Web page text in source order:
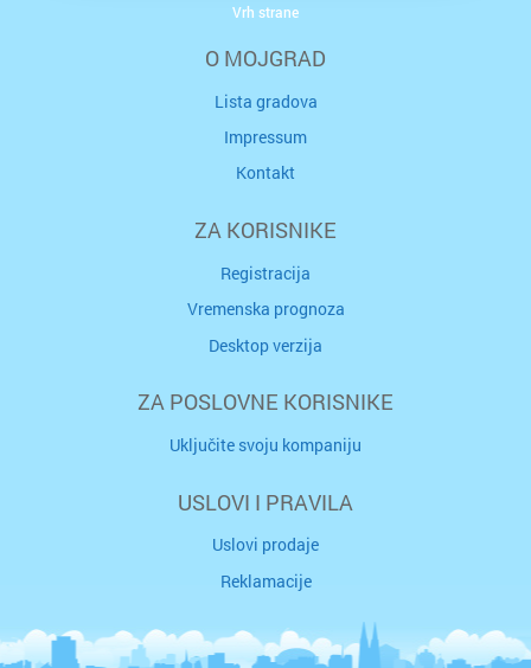
O MOJGRAD
Lista gradova
Impressum
Kontakt
ZA KORISNIKE
Registracija
Vremenska prognoza
Desktop verzija
ZA POSLOVNE KORISNIKE
Uključite svoju kompaniju
USLOVI I PRAVILA
Uslovi prodaje
Reklamacije
Vrh strane